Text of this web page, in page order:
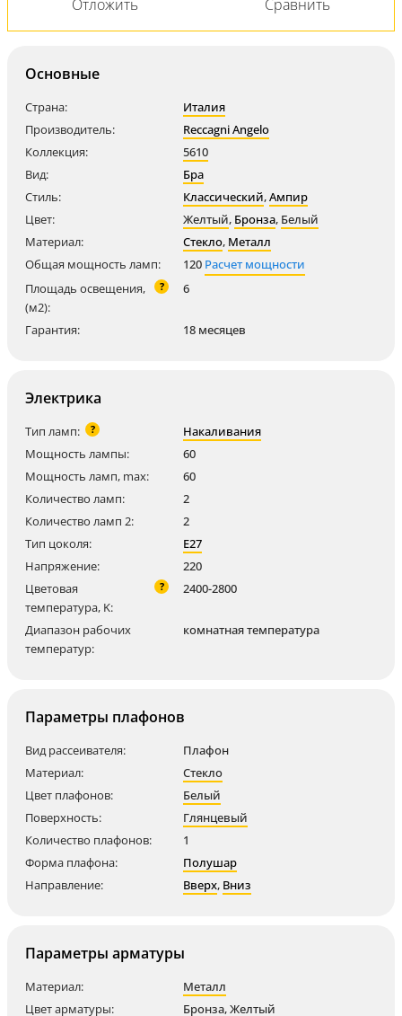
Основные
Страна:
Италия
Производитель:
Reccagni Angelo
Коллекция:
5610
Вид:
Бра
Стиль:
Классический,Ампир
Цвет:
Желтый, Бронза, Белый
Материал:
Стекло, Металл
Общая мощность ламп:
120 Расчет мощности
Площадь освещения,
(м2):
? 6
Гарантия: 18 месяцев
Электрика
Тип ламп: ?
Накаливания
Мощность лампы:
60
Мощность ламп, max:
60
Количество ламп:
2
Количество ламп 2:
2
Тип цоколя:
E27
Напряжение:
220
Цветовая
температура, K:
? 2400-2800
Диапазон рабочих
температур:
комнатная температура
Параметры плафонов
Вид рассеивателя:
Плафон
Материал:
Стекло
Цвет плафонов:
Белый
Поверхность:
Глянцевый
Количество плафонов:
1
Форма плафона:
Полушар
Направление:
Вверх, Вниз
Параметры арматуры
Материал:
Металл
Цвет арматуры:
Бронза,Желтый